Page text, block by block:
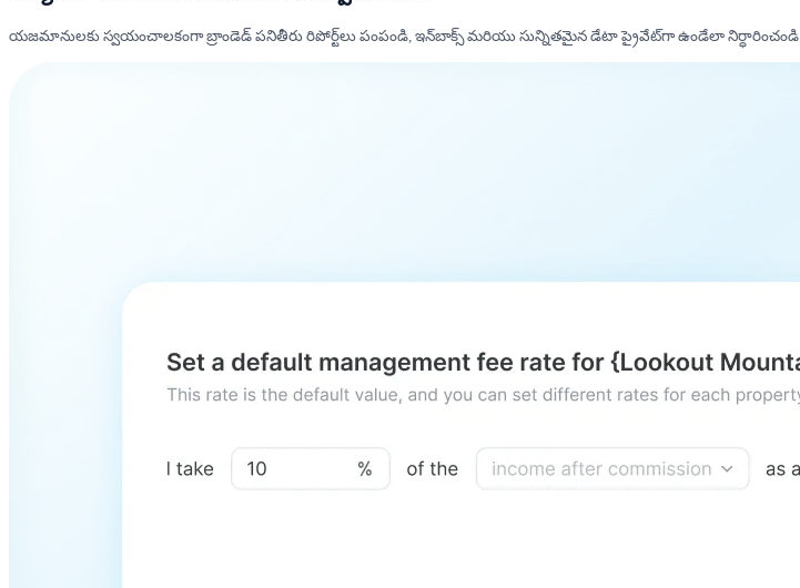
యజమానులకు స్వయంచాలకంగా బ్రాండెడ్ పనితీరు రిపోర్ట్‌లు పంపండి, ఇన్‌బాక్స్ మరియు సున్నితమైన డేటా ప్రైవేట్‌గా ఉండేలా నిర్ధారించండి.